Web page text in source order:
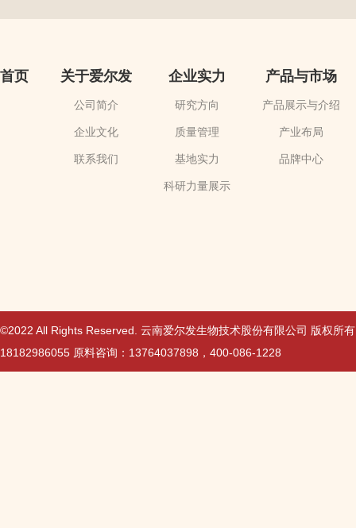
首页 关于爱尔发
公司简介
企业文化
联系我们
企业实力
研究方向
质量管理
基地实力
科研力量展示
产品与市场
产品展示与介绍
产业布局
品牌中心
©2022 All Rights Reserved. 云南爱尔发生物技术股份有限公司 版权所
18182986055 原料咨询：13764037898，400-086-1228